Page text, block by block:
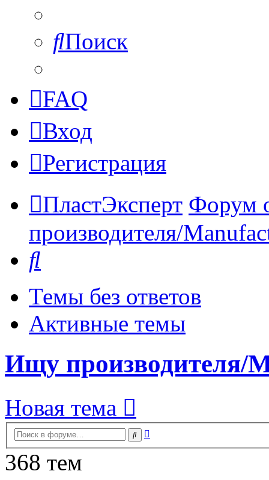
Поиск
FAQ
Вход
Регистрация
ПластЭксперт Форум
производителя/
Темы без ответов
Активные темы
Ищу производителя/
Новая тема
Поиск
368 тем